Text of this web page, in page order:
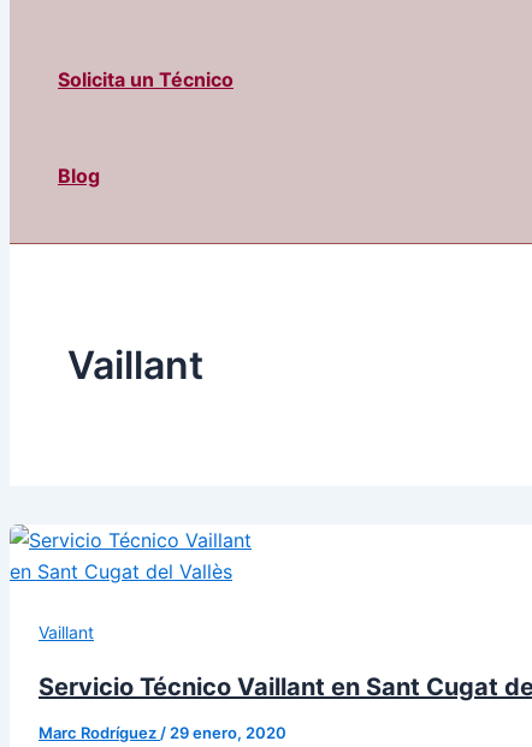
Solicita un Técnico
Blog
Vaillant
Vaillant
Servicio Técnico Vaillant en Sant Cugat
Marc Rodríguez / 29 enero, 2020